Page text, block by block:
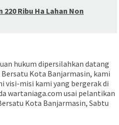
220 Ribu Ha Lahan Non
hukum dipersilahkan datang
Kota Banjarmasin, kami
visi-misi kami yang bergerak di
wartaniaga.com usai pelantikan
Kota Banjarmasin, Sabtu